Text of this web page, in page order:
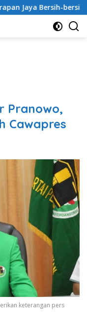
Pranowo,
Cawapres
keterangan pers